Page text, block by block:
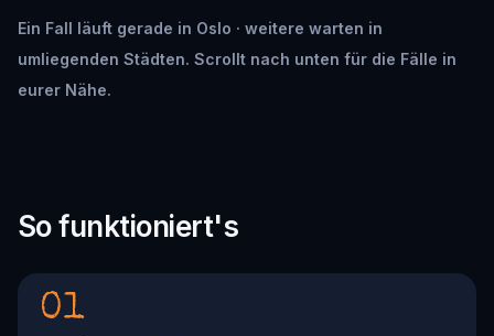
Ein Fall läuft gerade in Oslo · weitere warten in
umliegenden Städten. Scrollt nach unten für die Fälle in
eurer Nähe.
So funktioniert's
01